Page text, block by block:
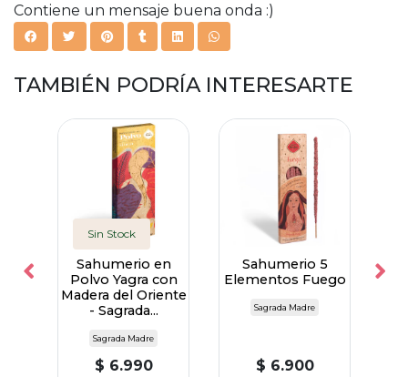
Contiene un mensaje buena onda :)
TAMBIÉN PODRÍA INTERESARTE
Sin Stock
Sahumerio en
Polvo Yagra con
Madera del Oriente
- Sagrada...
Sagrada Madre
$ 6.990
Sahumerio 5
Elementos Fuego
Sagrada Madre
$ 6.900